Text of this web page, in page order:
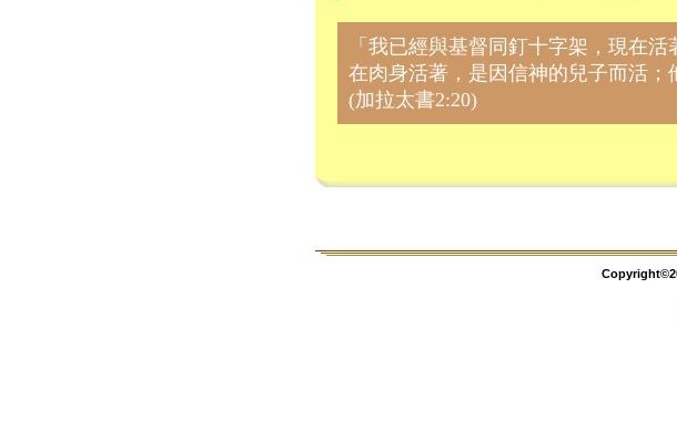
「我已經與基督同釘十字架，現在
在肉身活著，是因信神的兒子而活；
(加拉太書2:20)